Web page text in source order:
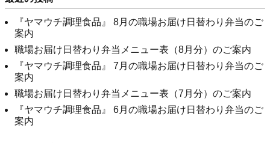
『ヤマウチ調理食品』 8月の職場お届け日替わり弁当のご
案内
職場お届け日替わり弁当メニュー表（8月分）のご案内
『ヤマウチ調理食品』 7月の職場お届け日替わり弁当のご
案内
職場お届け日替わり弁当メニュー表（7月分）のご案内
『ヤマウチ調理食品』 6月の職場お届け日替わり弁当のご
案内